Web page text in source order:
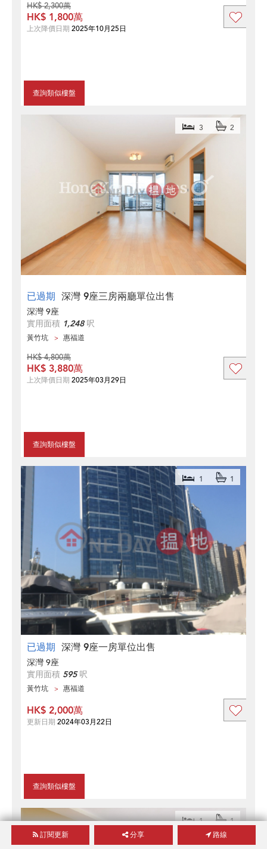
查詢類似樓盤
HK$ 2,300萬
HK$ 1,800萬
上次降價日期 2025年10月25日
已過期 深灣 9座三房兩廳單位出售
3 2
深灣 9座
實用面積 1,248呎
黃竹坑 惠福道
查詢類似樓盤
HK$ 4,800萬
HK$ 3,880萬
上次降價日期 2025年03月29日
已過期 深灣 9座一房單位出售
1 1
深灣 9座
實用面積 595呎
黃竹坑 惠福道
查詢類似樓盤
HK$ 2,000萬
更新日期 2024年03月22日
1
1
訂閱更新
分享 路線